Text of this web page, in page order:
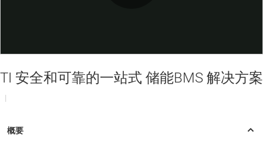
Video
TI 安全和可靠的一站式 储能BMS 解决方案
|